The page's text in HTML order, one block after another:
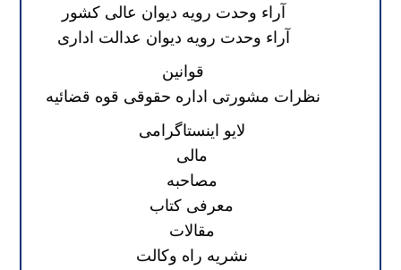
آراء وحدت رویه دیوان عالی کشور
آراء وحدت رویه دیوان عدالت اداری
قوانین
نظرات مشورتی اداره حقوقی قوه قضائیه
لایو اینستاگرامی
مالی
مصاحبه
معرفی کتاب
مقالات
نشریه راه وکالت